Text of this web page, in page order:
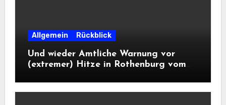
Allgemein Rückblick
Und wieder Amtliche Warnung vor
(extremer) Hitze in Rothenburg vom